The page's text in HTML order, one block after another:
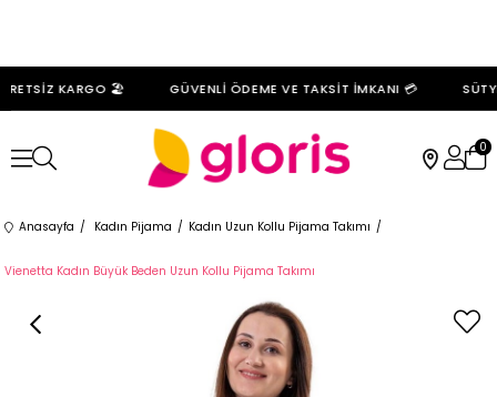
KARGO 🏖️ GÜVENLİ ÖDEME VE TAKSİT İMKANI 💳
0
Anasayfa Kadın Pijama Kadın Uzun Kollu Pijama Takımı
Vienetta Kadın Büyük Beden Uzun Kollu Pijama Takımı